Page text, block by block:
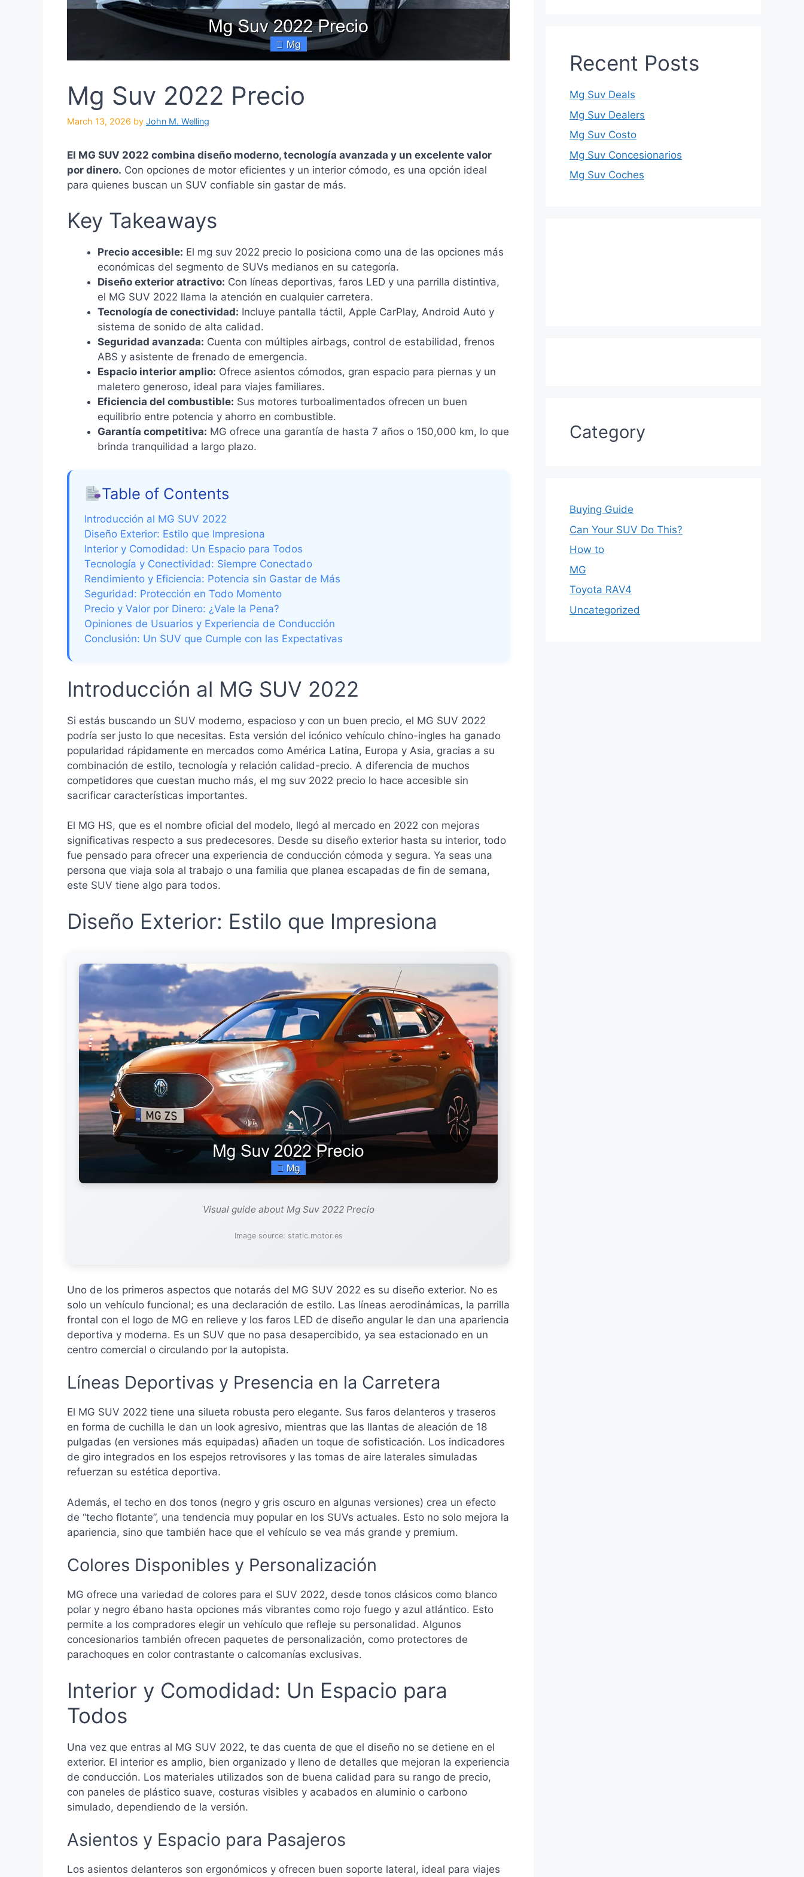
Mg Suv 2022 Precio
March 13, 2026 by John M. Welling
El MG SUV 2022 combina diseño moderno, tecnología avanzada y un excelente valor
por dinero. Con opciones de motor eficientes y un interior cómodo, es una opción ideal
para quienes buscan un SUV confiable sin gastar de más.
Key Takeaways
Precio accesible: El mg suv 2022 precio lo posiciona como una de las opciones más
económicas del segmento de SUVs medianos en su categoría.
Diseño exterior atractivo: Con líneas deportivas, faros LED y una parrilla distintiva,
el MG SUV 2022 llama la atención en cualquier carretera.
Tecnología de conectividad: Incluye pantalla táctil, Apple CarPlay, Android Auto y
sistema de sonido de alta calidad.
Seguridad avanzada: Cuenta con múltiples airbags, control de estabilidad, frenos
ABS y asistente de frenado de emergencia.
Espacio interior amplio: Ofrece asientos cómodos, gran espacio para piernas y un
maletero generoso, ideal para viajes familiares.
Eficiencia del combustible: Sus motores turboalimentados ofrecen un buen
equilibrio entre potencia y ahorro en combustible.
Garantía competitiva: MG ofrece una garantía de hasta 7 años o 150,000 km, lo que
brinda tranquilidad a largo plazo.
Table of Contents
Introducción al MG SUV 2022
Diseño Exterior: Estilo que Impresiona
Interior y Comodidad: Un Espacio para Todos
Tecnología y Conectividad: Siempre Conectado
Rendimiento y Eficiencia: Potencia sin Gastar de Más
Seguridad: Protección en Todo Momento
Precio y Valor por Dinero: ¿Vale la Pena?
Opiniones de Usuarios y Experiencia de Conducción
Conclusión: Un SUV que Cumple con las Expectativas
Introducción al MG SUV 2022
Si estás buscando un SUV moderno, espacioso y con un buen precio, el MG SUV 2022
podría ser justo lo que necesitas. Esta versión del icónico vehículo chino-ingles ha ganado
popularidad rápidamente en mercados como América Latina, Europa y Asia, gracias a su
combinación de estilo, tecnología y relación calidad-precio. A diferencia de muchos
competidores que cuestan mucho más, el mg suv 2022 precio lo hace accesible sin
sacrificar características importantes.
El MG HS, que es el nombre oficial del modelo, llegó al mercado en 2022 con mejoras
significativas respecto a sus predecesores. Desde su diseño exterior hasta su interior, todo
fue pensado para ofrecer una experiencia de conducción cómoda y segura. Ya seas una
persona que viaja sola al trabajo o una familia que planea escapadas de fin de semana,
este SUV tiene algo para todos.
Diseño Exterior: Estilo que Impresiona
Visual guide about Mg Suv 2022 Precio
Image source: static.motor.es
Uno de los primeros aspectos que notarás del MG SUV 2022 es su diseño exterior. No es
solo un vehículo funcional; es una declaración de estilo. Las líneas aerodinámicas, la parrilla
frontal con el logo de MG en relieve y los faros LED de diseño angular le dan una apariencia
deportiva y moderna. Es un SUV que no pasa desapercibido, ya sea estacionado en un
centro comercial o circulando por la autopista.
Líneas Deportivas y Presencia en la Carretera
El MG SUV 2022 tiene una silueta robusta pero elegante. Sus faros delanteros y traseros
en forma de cuchilla le dan un look agresivo, mientras que las llantas de aleación de 18
pulgadas (en versiones más equipadas) añaden un toque de sofisticación. Los indicadores
de giro integrados en los espejos retrovisores y las tomas de aire laterales simuladas
refuerzan su estética deportiva.
Además, el techo en dos tonos (negro y gris oscuro en algunas versiones) crea un efecto
de “techo flotante”, una tendencia muy popular en los SUVs actuales. Esto no solo mejora la
apariencia, sino que también hace que el vehículo se vea más grande y premium.
Colores Disponibles y Personalización
MG ofrece una variedad de colores para el SUV 2022, desde tonos clásicos como blanco
polar y negro ébano hasta opciones más vibrantes como rojo fuego y azul atlántico. Esto
permite a los compradores elegir un vehículo que refleje su personalidad. Algunos
concesionarios también ofrecen paquetes de personalización, como protectores de
parachoques en color contrastante o calcomanías exclusivas.
Interior y Comodidad: Un Espacio para
Todos
Una vez que entras al MG SUV 2022, te das cuenta de que el diseño no se detiene en el
exterior. El interior es amplio, bien organizado y lleno de detalles que mejoran la experiencia
de conducción. Los materiales utilizados son de buena calidad para su rango de precio,
con paneles de plástico suave, costuras visibles y acabados en aluminio o carbono
simulado, dependiendo de la versión.
Asientos y Espacio para Pasajeros
Los asientos delanteros son ergonómicos y ofrecen buen soporte lateral, ideal para viajes
Recent Posts
Mg Suv Deals
Mg Suv Dealers
Mg Suv Costo
Mg Suv Concesionarios
Mg Suv Coches
Category
Buying Guide
Can Your SUV Do This?
How to
MG
Toyota RAV4
Uncategorized